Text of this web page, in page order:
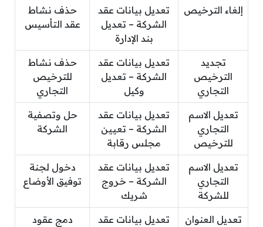
إلغاء الترخيص
تعديل بيانات عقد
الشركة – تعديل
بند الإدارة
حذف نشاط
عقد التأسيس
تجديد
الترخيص
التجاري
تعديل بيانات عقد
الشركة – تعديل
وكيل
حذف نشاط
للترخيص
التجاري
تعديل الاسم
التجاري
للترخيص
تعديل بيانات عقد
الشركة – تعيين
مجلس رقابة
حل وتصفية
الشركة
تعديل الاسم
التجاري
للشركة
تعديل بيانات عقد
الشركة – خروج
شريك
دخول لجنة
توفيق الأوضاع
تعديل العنوان
تعديل بيانات عقد
دمج عقود